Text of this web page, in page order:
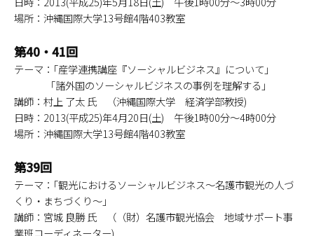
場所：沖縄国際大学13号館4階403教室
第40・41回
テーマ：｢産学連携講座『ソーシャルビジネス』について｣
「諸外国のソーシャルビジネスの事例を理解する」
講師：村上 了太 氏 （沖縄国際大学 経済学部教授)
日時：2013(平成25)年4月20日(土) 午後1時00分～4時00分
場所：沖縄国際大学13号館4階403教室
第39回
テーマ：｢観光におけるソーシャルビジネス～名護市観光の人づ
くり・まちづくり～｣
講師：宮城 良勝 氏 （（財）名護市観光協会 地域サポート事
業班コーディネーター)